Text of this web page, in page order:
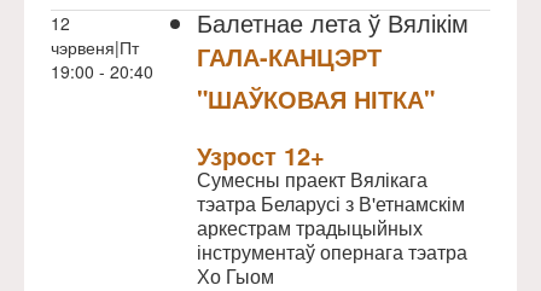
12
чэрвеня|Пт
19:00 - 20:40
Балетнае лета ў Вялікім
ГАЛА-КАНЦЭРТ
"ШАЎКОВАЯ НІТКА"
Узрoст 12+
Сумесны праект Вялікага
тэатра Беларусі з В'етнамскім
аркестрам традыцыйных
інструментаў опернага тэатра
Хо Гыом